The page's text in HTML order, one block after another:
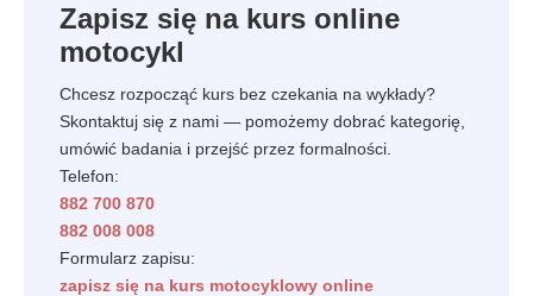
Zapisz się na kurs online
motocykl
Chcesz rozpocząć kurs bez czekania na wykłady?
Skontaktuj się z nami — pomożemy dobrać kategorię,
umówić badania i przejść przez formalności.
Telefon:
882 700 870
882 008 008
Formularz zapisu:
zapisz się na kurs motocyklowy online